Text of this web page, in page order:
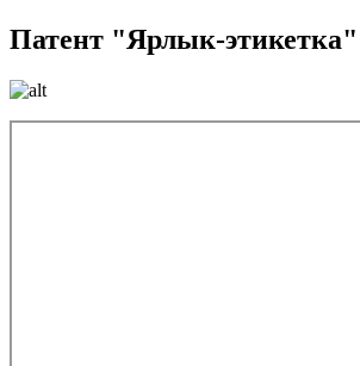
Патент "Ярлык-этикетка"